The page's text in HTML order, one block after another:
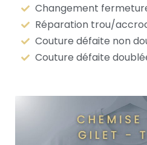
Changement
Réparation trou/
Couture défaite non
Couture défaite